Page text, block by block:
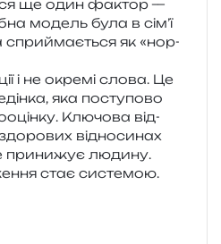
ще один фактор —
модель була в сім’ї
спри­йма­є­ться як «нор­
і не окре­мі слова. Це
яка посту­по­во
Ключова від­
від­но­си­нах
при­ни­жує люди­ну.
стає системою.